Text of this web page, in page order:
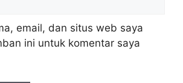
email, dan situs web saya
ini untuk komentar saya